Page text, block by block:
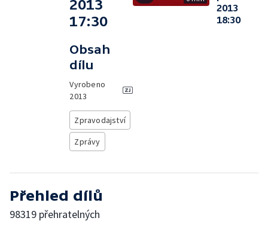
2013
17:30
Obsah
dílu
Vyrobeno
2013
Zpravodajství
Zprávy
2013
18:30
Přehled dílů
98319 přehratelných